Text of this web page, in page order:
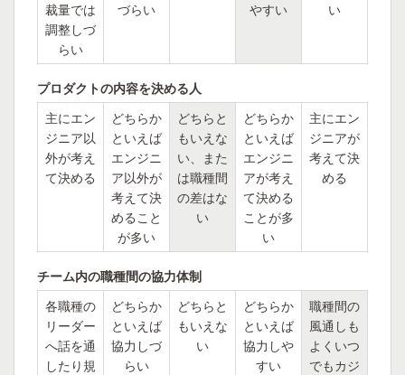
裁量では
調整しづ
らい
づらい やすい い
プロダクトの内容を決める人
主にエン
ジニア以
外が考え
て決める
どちらか
といえば
エンジニ
ア以外が
考えて決
めること
が多い
どちらと
もいえな
い、また
は職種間
の差はな
い
どちらか
といえば
エンジニ
アが考え
て決める
ことが多
い
主にエン
ジニアが
考えて決
める
チーム内の職種間の協力体制
各職種の
リーダー
へ話を通
したり規
どちらか
といえば
協力しづ
らい
どちらと
もいえな
い
どちらか
といえば
協力しや
すい
職種間の
風通しも
よくいつ
でもカジ